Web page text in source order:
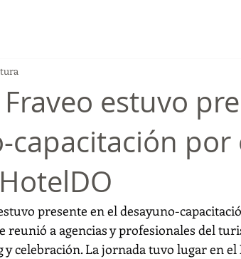
estuvo
capacitación por
presente en el desayuno-
reunió a agencias y profesionales del
celebración. La jornada tuvo lugar en el